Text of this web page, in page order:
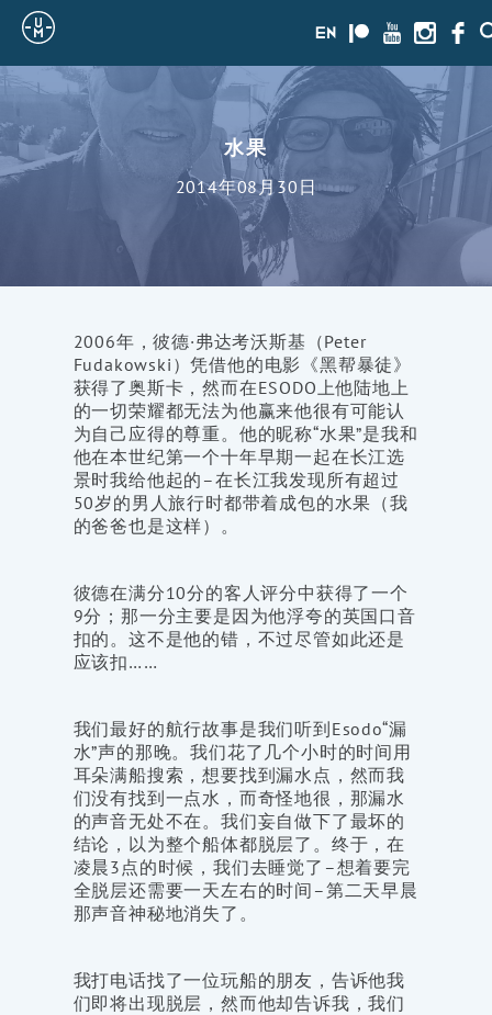
Sailing
Uncle
Moe
Instagram
Youtube
Patreon
en
水果
2014年08月30日
2006年，彼德·弗达考沃斯基（Peter
Fudakowski）凭借他的电影《黑帮暴徒》
获得了奥斯卡，然而在ESODO上他陆地上
的一切荣耀都无法为他赢来他很有可能认
为自己应得的尊重。他的昵称“水果”是我和
他在本世纪第一个十年早期一起在长江选
景时我给他起的–在长江我发现所有超过
50岁的男人旅行时都带着成包的水果（我
的爸爸也是这样）。
彼德在满分10分的客人评分中获得了一个
9分；那一分主要是因为他浮夸的英国口音
扣的。这不是他的错，不过尽管如此还是
应该扣……
我们最好的航行故事是我们听到Esodo“漏
水”声的那晚。我们花了几个小时的时间用
耳朵满船搜索，想要找到漏水点，然而我
们没有找到一点水，而奇怪地很，那漏水
的声音无处不在。我们妄自做下了最坏的
结论，以为整个船体都脱层了。终于，在
凌晨3点的时候，我们去睡觉了–想着要完
全脱层还需要一天左右的时间–第二天早晨
那声音神秘地消失了。
我打电话找了一位玩船的朋友，告诉他我
们即将出现脱层，然而他却告诉我，我们